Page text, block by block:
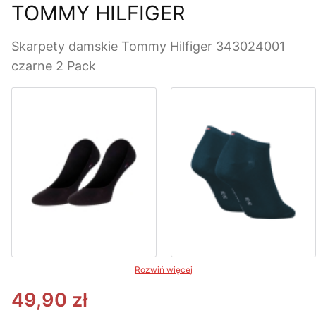
TOMMY HILFIGER
Skarpety damskie Tommy Hilfiger 343024001
czarne 2 Pack
Rozwiń więcej
49,90 zł